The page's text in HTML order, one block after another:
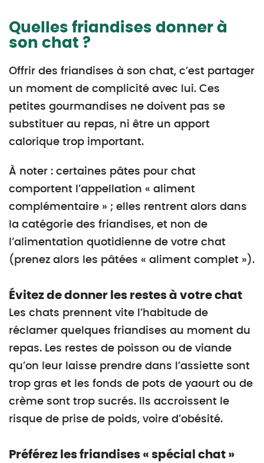
Quelles friandises donner à
son chat ?
Offrir des friandises à son chat, c’est partager
un moment de complicité avec lui. Ces
petites gourmandises ne doivent pas se
substituer au repas, ni être un apport
calorique trop important.
À noter : certaines pâtes pour chat
comportent l’appellation « aliment
complémentaire » ; elles rentrent alors dans
la catégorie des friandises, et non de
l’alimentation quotidienne de votre chat
(prenez alors les pâtées « aliment complet »).
Évitez de donner les restes à votre chat
Les chats prennent vite l’habitude de
réclamer quelques friandises au moment du
repas. Les restes de poisson ou de viande
qu’on leur laisse prendre dans l’assiette sont
trop gras et les fonds de pots de yaourt ou de
crème sont trop sucrés. Ils accroissent le
risque de prise de poids, voire d’obésité.
Préférez les friandises « spécial chat »